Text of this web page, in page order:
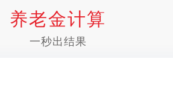
养老金计算
一秒出结果